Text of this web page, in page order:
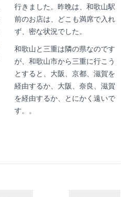
行きました。昨晩は、和歌山駅
前のお店は、どこも満席で入れ
ず、密な状況でした。
和歌山と三重は隣の県なのです
が、和歌山市から三重に行こう
とすると、大阪、京都、滋賀を
経由するか、大阪、奈良、滋賀
を経由するか、とにかく遠いで
す。。